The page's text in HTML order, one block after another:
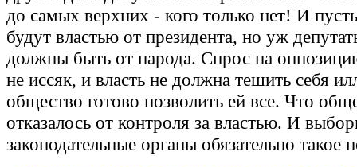
до самых верхних - кого только нет! И
будут властью от президента, но уж
должны быть от народа. Спрос на
не иссяк, и власть не должна тешить себя
общество готово позволить ей все. Что
отказалось от контроля за властью. И
законодательные органы обязательно такое